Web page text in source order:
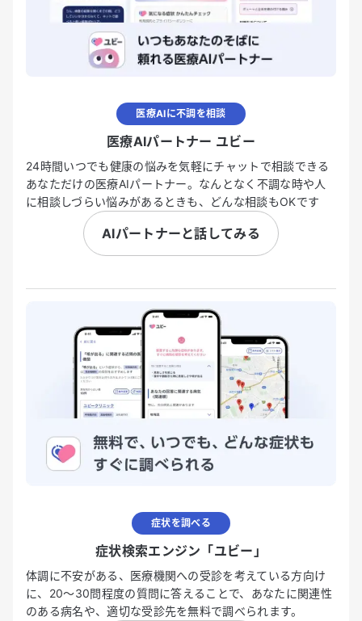
医療AIに不調を相談
医療AIパートナー ユビー
24時間いつでも健康の悩みを気軽にチャットで相談できる
あなただけの医療AIパートナー。なんとなく不調な時や人
に相談しづらい悩みがあるときも、どんな相談もOKです
AIパートナーと話してみる
症状を調べる
症状検索エンジン「ユビー」
体調に不安がある、医療機関への受診を考えている方向け
に、20〜30問程度の質問に答えることで、あなたに関連性
のある病名や、適切な受診先を無料で調べられます。